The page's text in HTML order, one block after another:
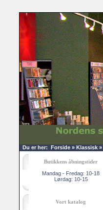
Du er her: Forside » Klassisk »
Butikkens åbningstider
Mandag - Fredag: 10-18
Lørdag: 10-15
Vort katalog